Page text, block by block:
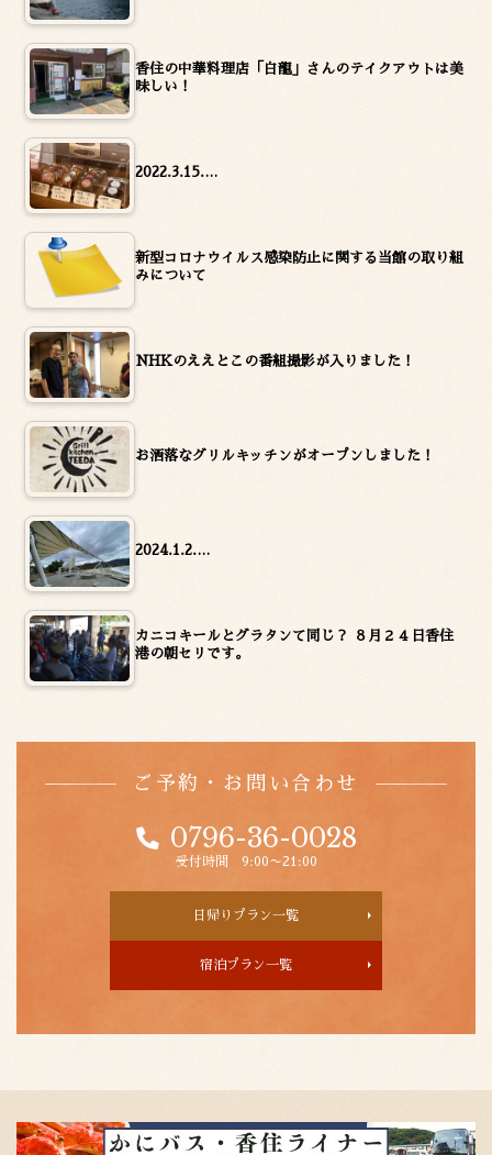
香住の中華料理店「白龍」さんのテイクアウトは美
味しい！
2022.3.15.…
新型コロナウイルス感染防止に関する当館の取り組
みについて
NHKのええとこの番組撮影が入りました！
お洒落なグリルキッチンがオープンしました！
2024.1.2.…
カニコキールとグラタンて同じ？ ８月２４日香住
港の朝セリです。
ご予約・お問い合わせ
0796-36-0028
受付時間 9:00〜21:00
日帰りプラン一覧
宿泊プラン一覧